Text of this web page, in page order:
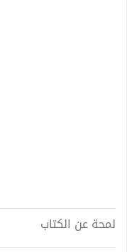
لمحة عن الكتاب